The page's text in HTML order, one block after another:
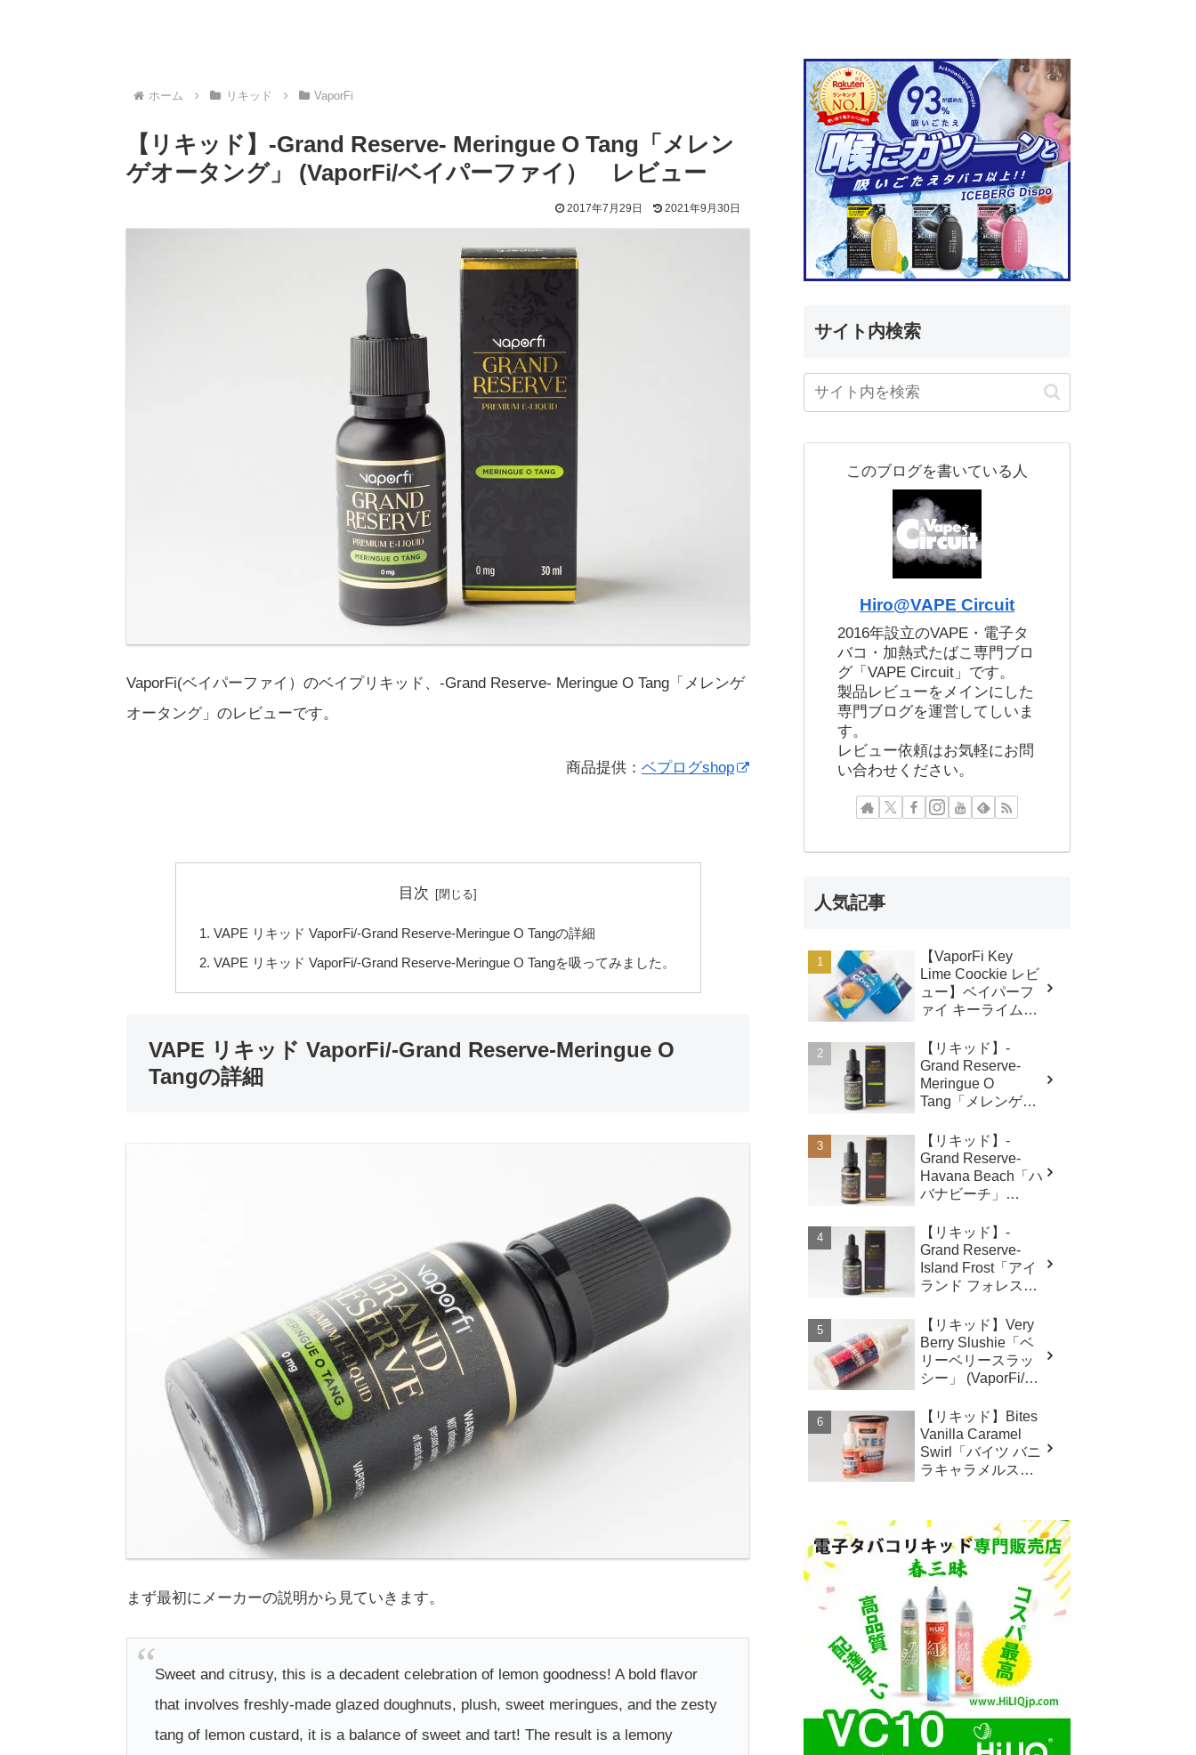
ホーム リキッド VaporFi
【リキッド】-Grand Reserve- Meringue O Tang「メレン
ゲオータング」 (VaporFi/ベイパーファイ） レビュー
2017年7月29日 2021年9月30日
VaporFi(ベイパーファイ）のベイプリキッド、-Grand Reserve- Meringue O Tang「メレンゲ
オータング」のレビューです。
商品提供： ベプログshop
目次
VAPE リキッド VaporFi/-Grand Reserve-Meringue O Tangの詳細
VAPE リキッド VaporFi/-Grand Reserve-Meringue O Tangを吸ってみました。
VAPE リキッド VaporFi/-Grand Reserve-Meringue O
Tangの詳細
まず最初にメーカーの説明から見ていきます。
Sweet and citrusy, this is a decadent celebration of lemon goodness! A bold flavor
that involves freshly-made glazed doughnuts, plush, sweet meringues, and the zesty
tang of lemon custard, it is a balance of sweet and tart! The result is a lemony
サイト内検索
このブログを書いている人
Hiro@VAPE Circuit
2016年設立のVAPE・電子タ
バコ・加熱式たばこ専門ブロ
グ「VAPE Circuit」です。
製品レビューをメインにした
専門ブログを運営してしいま
す。
レビュー依頼はお気軽にお問
い合わせください。
人気記事
【VaporFi Key
Lime Coockie レビ
ュー】ベイパーフ
ァイ キーライムク
【リキッド】-
Grand Reserve-
Meringue O
Tang「メレンゲオ
(VaporFi/ベイパー
ファイ） レビュ
ー
【リキッド】-
Grand Reserve-
Havana Beach「ハ
バナビーチ」
ファイ） レビュ
ー
【リキッド】-
Grand Reserve-
Island Frost「アイ
ランド フォレス
パーファイ） レ
ビュー
【リキッド】Very
Berry Slushie「ベ
リーベリースラッ
シー」 (VaporFi/ベ
レビュー
【リキッド】Bites
Vanilla Caramel
Swirl「バイツ バニ
ラキャラメルスワ
レビュー